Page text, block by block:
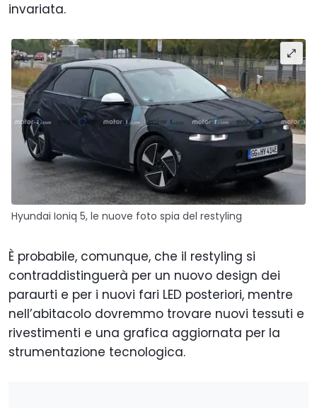
invariata.
Hyundai Ioniq 5, le nuove foto spia del restyling
È probabile, comunque, che il restyling si
contraddistinguerà per un nuovo design dei
paraurti e per i nuovi fari LED posteriori, mentre
nell’abitacolo dovremmo trovare nuovi tessuti e
rivestimenti e una grafica aggiornata per la
strumentazione tecnologica.